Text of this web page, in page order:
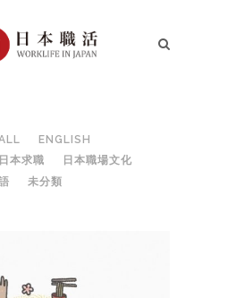
ENGLISH
日本求職
日本職場文化
未分類